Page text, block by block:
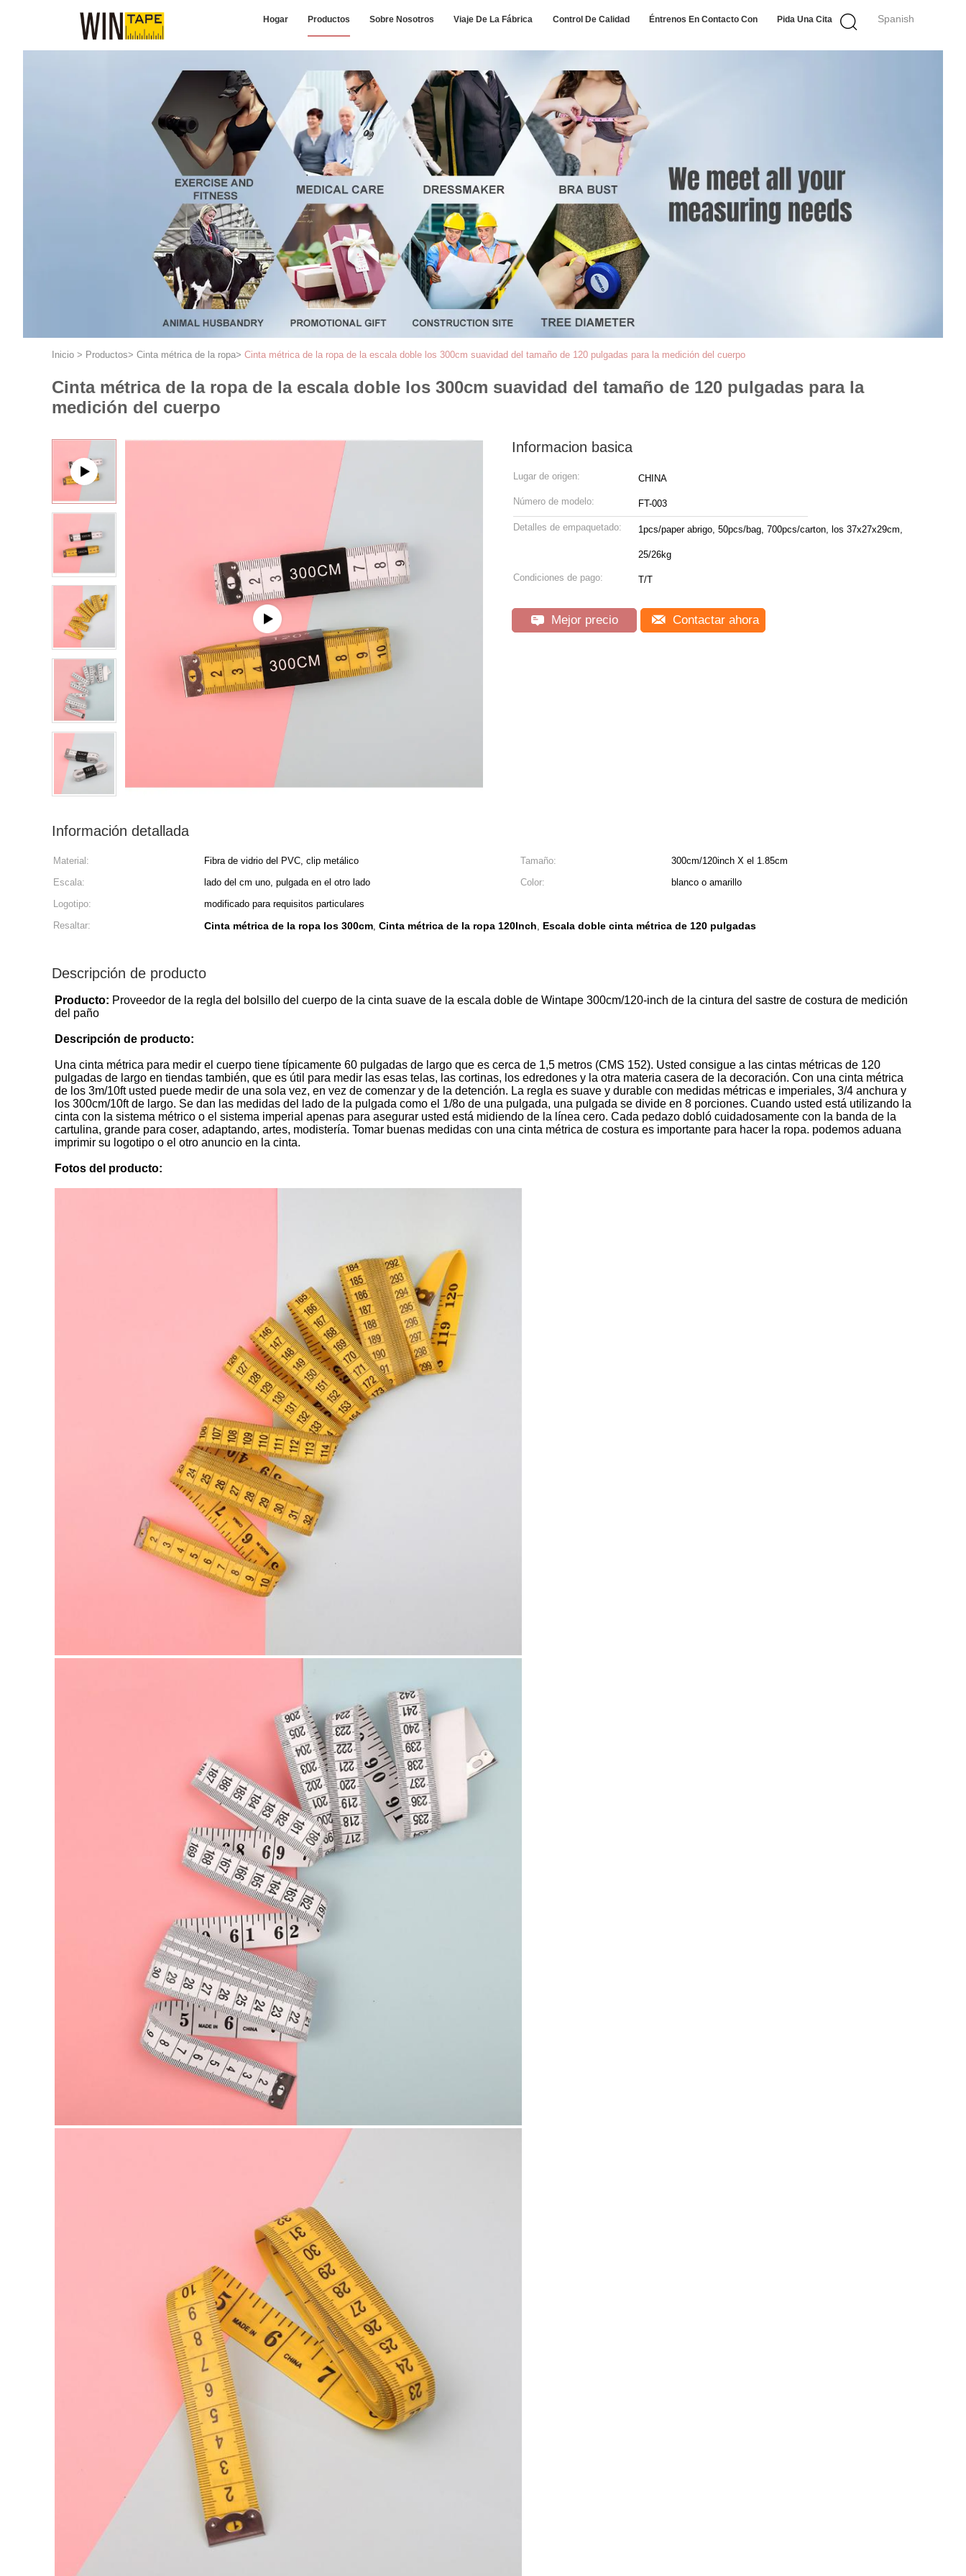
Spanish
Hogar Productos Sobre Nosotros Viaje De La Fábrica Control De Calidad Éntrenos En Contacto Con Pida Una Cita
Inicio > Productos> Cinta métrica de la ropa> Cinta métrica de la ropa de la escala doble los 300cm suavidad del tamaño de 120 pulgadas para la medición del cuerpo
Cinta métrica de la ropa de la escala doble los 300cm suavidad del tamaño de 120 pulgadas para la
medición del cuerpo
Informacion basica
Lugar de origen: CHINA
Número de modelo: FT-003
Detalles de empaquetado: 1pcs/paper abrigo, 50pcs/bag, 700pcs/carton, los 37x27x29cm,
25/26kg
Condiciones de pago: T/T
Mejor precio Contactar ahora
Información detallada
Material: Fibra de vidrio del PVC, clip metálico Tamaño:
300cm/120inch X el 1.85cm
Escala:
lado del cm uno, pulgada en el otro lado Color:
blanco o amarillo
Logotipo:
modificado para requisitos particulares
Resaltar:
Cinta métrica de la ropa los 300cm, Cinta métrica de la ropa 120Inch, Escala doble cinta métrica de 120 pulgadas
Descripción de producto
Producto: Proveedor de la regla del bolsillo del cuerpo de la cinta suave de la escala doble de Wintape 300cm/120-inch de la cintura del sastre de costura de medición
del paño
Descripción de producto:
Una cinta métrica para medir el cuerpo tiene típicamente 60 pulgadas de largo que es cerca de 1,5 metros (CMS 152). Usted consigue a las cintas métricas de 120
pulgadas de largo en tiendas también, que es útil para medir las esas telas, las cortinas, los edredones y la otra materia casera de la decoración. Con una cinta métrica
de los 3m/10ft usted puede medir de una sola vez, en vez de comenzar y de la detención. La regla es suave y durable con medidas métricas e imperiales, 3/4 anchura y
los 300cm/10ft de largo. Se dan las medidas del lado de la pulgada como el 1/8o de una pulgada, una pulgada se divide en 8 porciones. Cuando usted está utilizando la
cinta con la sistema métrico o el sistema imperial apenas para asegurar usted está midiendo de la línea cero. Cada pedazo dobló cuidadosamente con la banda de la
cartulina, grande para coser, adaptando, artes, modistería. Tomar buenas medidas con una cinta métrica de costura es importante para hacer la ropa. podemos aduana
imprimir su logotipo o el otro anuncio en la cinta.
Fotos del producto: